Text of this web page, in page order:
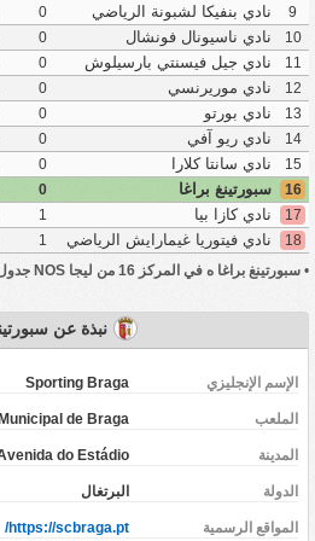
9 نادي بنفيكا لشبونة الرياضي 0
10
نادي ناسيونال فونشال 0
11
نادي جيل فيسنتي بارسيلوش 0
12
نادي موريرنسي 0
13
نادي بورتو 0
14
نادي ريو آفي 0
15
نادي سانتا كلارا 0
16
سبورتينغ براغا 0
17
نادي كازا بيا 1
18
نادي فيتوريا غيمارايش الرياضي 1
• سبورتينغ براغا ه في المركز 16 من ليجا NOS جدول
نبذة عن
الإسم الإنجليزي Sporting Braga
الملعب de Braga
المدينة do Estádio
‏الدولة البرتغال
المواقع الرسمية https://scbraga.pt/